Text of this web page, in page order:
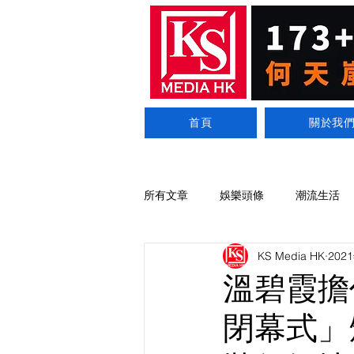
首頁 關於我
所有文章 娛樂頭條 潮流生活
溫碧霞
閉幕式
KS Media HK